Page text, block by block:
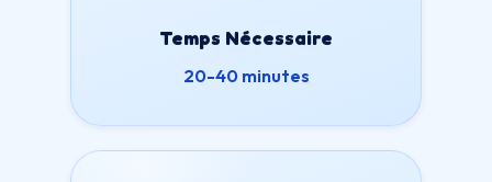
Temps Nécessaire
20-40 minutes